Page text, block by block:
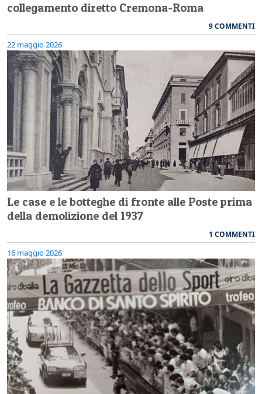
collegamento diretto Cremona-Roma
9 COMMENTI
22 maggio 2026
Le case e le botteghe di fronte alle Poste prima
della demolizione del 1937
1 COMMENTI
16 maggio 2026